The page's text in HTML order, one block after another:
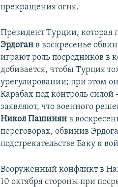
прекращения огня.​
Президент Турции,
Эрдоган в воскресенье
играют роль посредников в
добивается, чтобы Турция
урегулировании; при этом
Карабах под контроль
заявляют, что военного
Никол Пашинян в
переговорах, обвинив
подстрекательстве Баку к
Вооруженный конфликт в
10 октября стороны при